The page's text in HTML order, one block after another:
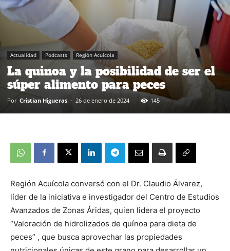
Actualidad Podcasts Región Acuícola
La quinoa y la posibilidad de ser el
súper alimento para peces
Por Cristian Higueras - 26 de enero de 2024 145
Región Acuícola conversó con el Dr. Claudio Álvarez,
líder de la iniciativa e investigador del Centro de Estudios
Avanzados de Zonas Áridas, quien lidera el proyecto
“Valoración de hidrolizados de quínoa para dieta de
peces” , que busca aprovechar las propiedades